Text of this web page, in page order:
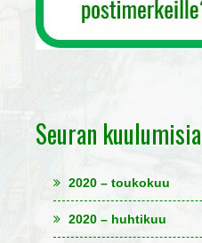
Seuran kuulumisia
2020 – toukokuu
2020 – huhtikuu